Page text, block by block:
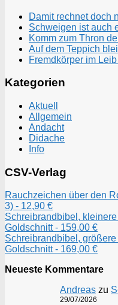
Damit rechnet doch
Schweigen ist auch
Komm zum Thron
Auf dem Teppich
Fremdkörper im
Kategorien
Aktuell
Allgemein
Andacht
Didache
Info
CSV-Verlag
Rauchzeichen über den
3) - 12,90 €
Schreibrandbibel,
Goldschnitt - 159,00 €
Schreibrandbibel, größere
Goldschnitt - 169,00 €
Neueste Kommentare
Andreas zu
29/07/2026